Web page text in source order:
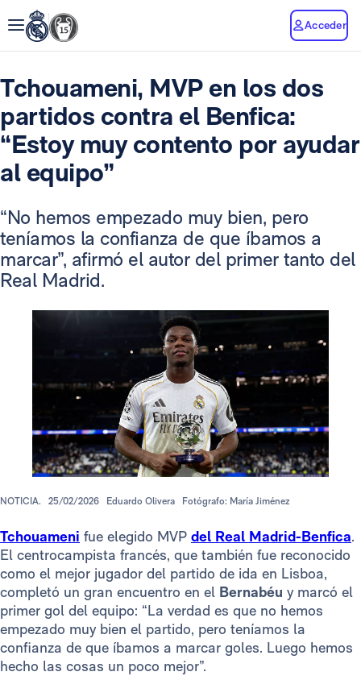
Acceder
Tchouameni, MVP en los dos
partidos contra el Benfica:
“Estoy muy contento por ayudar
al equipo”
“No hemos empezado muy bien, pero
teníamos la confianza de que íbamos a
marcar”, afirmó el autor del primer tanto del
Real Madrid.
NOTICIA. 25/02/2026 Eduardo Olivera Fotógrafo: María Jiménez
Tchouameni fue elegido MVP del Real Madrid-Benfica.
El centrocampista francés, que también fue reconocido
como el mejor jugador del partido de ida en Lisboa,
completó un gran encuentro en el Bernabéu y marcó el
primer gol del equipo: “La verdad es que no hemos
empezado muy bien el partido, pero teníamos la
confianza de que íbamos a marcar goles. Luego hemos
hecho las cosas un poco mejor”.